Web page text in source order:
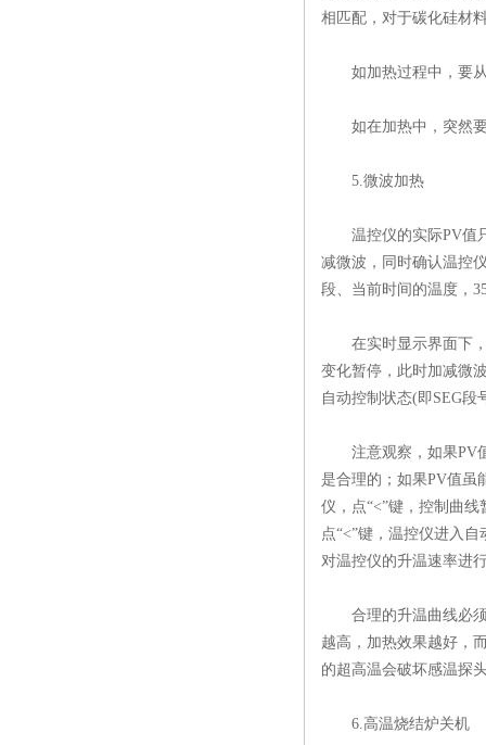
相匹配，对于碳化硅材
如加热过程中，要从
如在加热中，突然要
5.微波加热
温控仪的实际PV值只
减微波，同时确认温控
段、当前时间的温度，
在实时显示界面下，
变化暂停，此时加减微
自动控制状态(即SEG段
注意观察，如果PV值
是合理的；如果PV值虽
仪，点“<”键，控制曲
点“<”键，温控仪进入
对温控仪的升温速率进
合理的升温曲线必须
越高，加热效果越好，
的超高温会破坏感温探
6.高温烧结炉关机